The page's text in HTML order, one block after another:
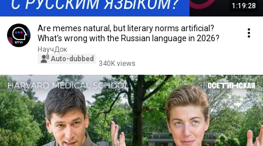
1:19:28
Are memes natural, but literary norms artificial?
What's wrong with the Russian language in 2026?
НаучДок
Auto-dubbed
340K views